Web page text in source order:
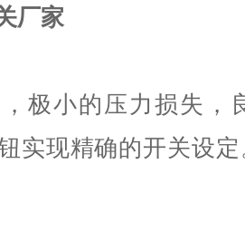
厂家
极小的压力损失，
实现精确的开关设